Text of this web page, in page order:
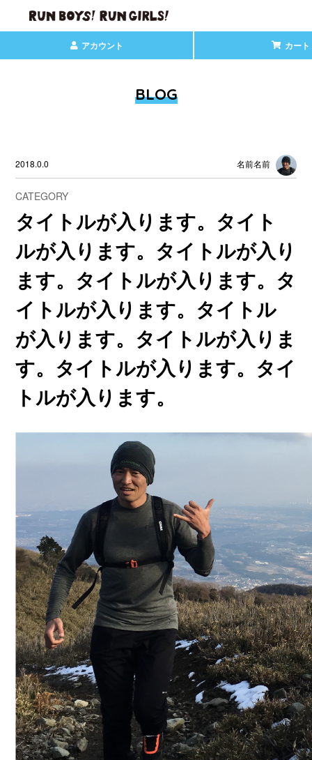
アカウント カート
BLOG
2018.0.0 名前名前
CATEGORY
タイトルが入ります。タイト
ルが入ります。タイトルが入り
ます。タイトルが入ります。タ
イトルが入ります。タイトル
が入ります。タイトルが入りま
す。タイトルが入ります。タイ
トルが入ります。